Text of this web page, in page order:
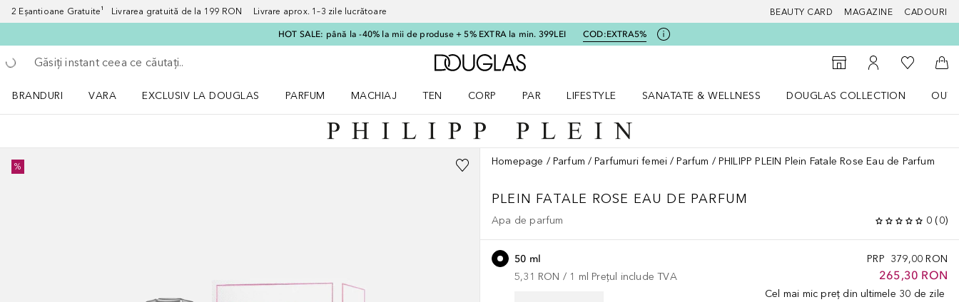
2 Eșantioane Gratuite¹ Livrarea gratuită de la 199 RON Livrare aprox. 1–3 zile lucrătoare BEAUTY CARD MAGAZINE CADOURI
HOT SALE: până la -40% la mii de produse + 5% EXTRA la min. 399LEI COD:EXTRA5%
Înapoi
Executați căutarea
Către pagina principală Douglas
Către Găsire magazin
Către Contul meu
Către
BRANDURI
VARA
EXCLUSIV LA DOUGLAS
PARFUM
MACHIAJ
TEN
CORP
PAR
LIFESTYLE
SANATATE & WELLNESS
DOUGLAS COLLECTION
% Homepage Parfum Parfumuri femei Parfum PHILIPP PLEIN Plein Fatale Rose Eau de Parfum
PLEIN FATALE ROSE EAU DE PARFUM
Apa de parfum 0 (0)
PRP 379,00 RON
265,30 RON
Cel mai mic preț din ultimele 30 de zile
50 ml
5,31 RON / 1 ml Prețul include TVA